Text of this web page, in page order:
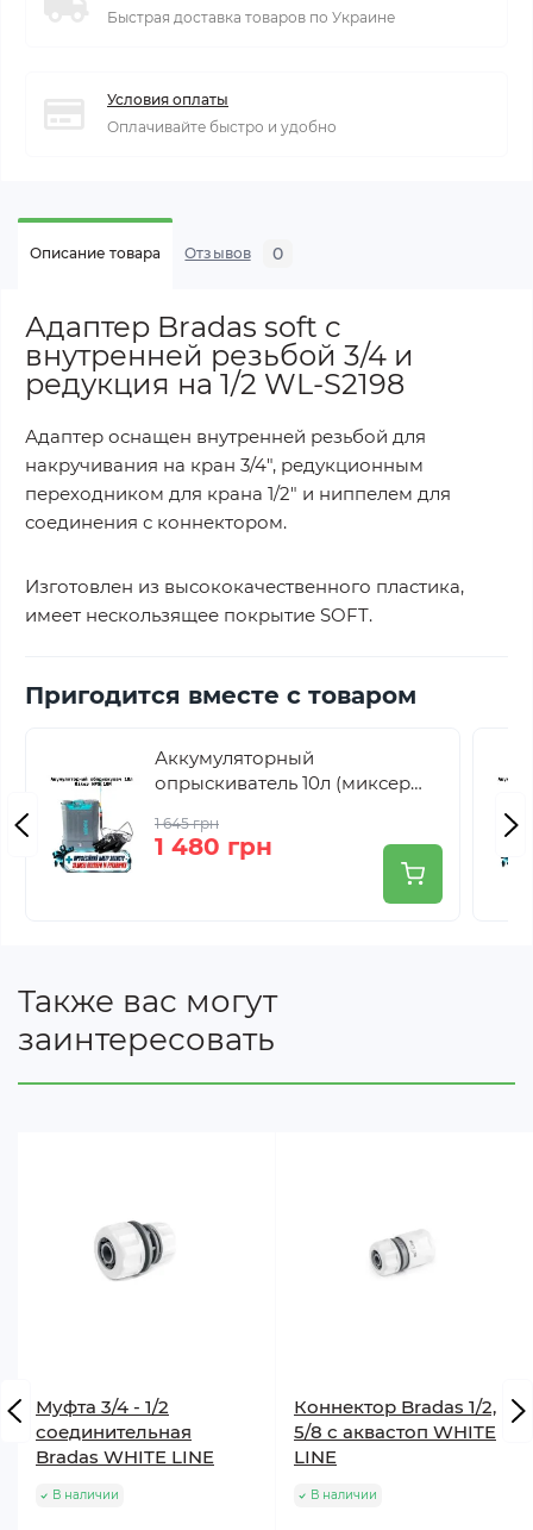
Быстрая доставка товаров по Украине
Условия оплаты
Оплачивайте быстро и удобно
Описание товара Отзывов 0
Адаптер Bradas soft с
внутренней резьбой 3/4 и
редукция на 1/2 WL-S2198
Адаптер оснащен внутренней резьбой для
накручивания на кран 3/4", редукционным
переходником для крана 1/2" и ниппелем для
соединения с коннектором.
Изготовлен из высококачественного пластика,
имеет нескользящее покрытие SOFT.
Пригодится вместе с товаром
Аккумуляторный
опрыскиватель 10л (миксер
HPS10M
1 645 грн
1 480 грн
Также вас могут
заинтересовать
Муфта 3/4 - 1/2
соединительная
Bradas WHITE LINE
В наличии
Коннектор Bradas 1/2,
5/8 с аквастоп WHITE
LINE
В наличии